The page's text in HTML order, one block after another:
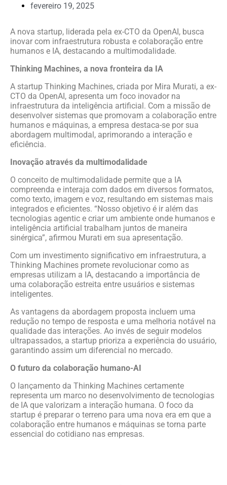
fevereiro 19, 2025
A nova startup, liderada pela ex-CTO da OpenAI, busca
inovar com infraestrutura robusta e colaboração entre
humanos e IA, destacando a multimodalidade.
Thinking Machines, a nova fronteira da IA
A startup Thinking Machines, criada por Mira Murati, a ex-
CTO da OpenAI, apresenta um foco inovador na
infraestrutura da inteligência artificial. Com a missão de
desenvolver sistemas que promovam a colaboração entre
humanos e máquinas, a empresa destaca-se por sua
abordagem multimodal, aprimorando a interação e
eficiência.
Inovação através da multimodalidade
O conceito de multimodalidade permite que a IA
compreenda e interaja com dados em diversos formatos,
como texto, imagem e voz, resultando em sistemas mais
integrados e eficientes. “Nosso objetivo é ir além das
tecnologias agentic e criar um ambiente onde humanos e
inteligência artificial trabalham juntos de maneira
sinérgica”, afirmou Murati em sua apresentação.
Com um investimento significativo em infraestrutura, a
Thinking Machines promete revolucionar como as
empresas utilizam a IA, destacando a importância de
uma colaboração estreita entre usuários e sistemas
inteligentes.
As vantagens da abordagem proposta incluem uma
redução no tempo de resposta e uma melhoria notável na
qualidade das interações. Ao invés de seguir modelos
ultrapassados, a startup prioriza a experiência do usuário,
garantindo assim um diferencial no mercado.
O futuro da colaboração humano-AI
O lançamento da Thinking Machines certamente
representa um marco no desenvolvimento de tecnologias
de IA que valorizam a interação humana. O foco da
startup é preparar o terreno para uma nova era em que a
colaboração entre humanos e máquinas se torna parte
essencial do cotidiano nas empresas.